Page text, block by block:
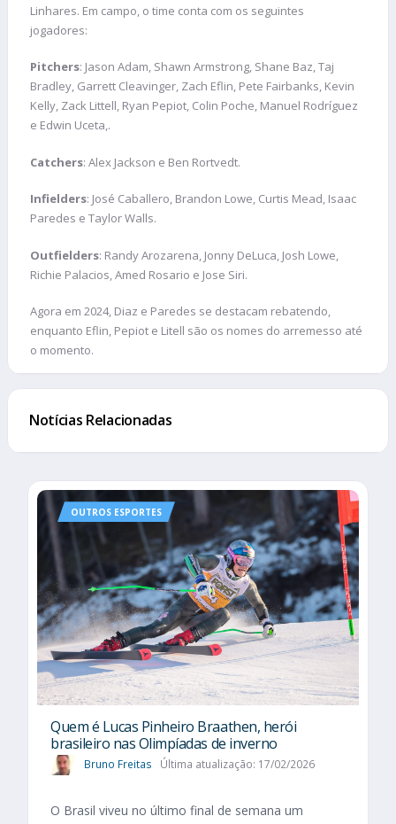
Linhares. Em campo, o time conta com os seguintes
jogadores:
Pitchers: Jason Adam, Shawn Armstrong, Shane Baz, Taj
Bradley, Garrett Cleavinger, Zach Eflin, Pete Fairbanks, Kevin
Kelly, Zack Littell, Ryan Pepiot, Colin Poche, Manuel Rodríguez
e Edwin Uceta,.
Catchers: Alex Jackson e Ben Rortvedt.
Infielders: José Caballero, Brandon Lowe, Curtis Mead, Isaac
Paredes e Taylor Walls.
Outfielders: Randy Arozarena, Jonny DeLuca, Josh Lowe,
Richie Palacios, Amed Rosario e Jose Siri.
Agora em 2024, Diaz e Paredes se destacam rebatendo,
enquanto Eflin, Pepiot e Litell são os nomes do arremesso até
o momento.
Notícias Relacionadas
OUTROS ESPORTES
Quem é Lucas Pinheiro Braathen, herói
brasileiro nas Olimpíadas de inverno
Bruno Freitas Última atualização: 17/02/2026
O Brasil viveu no último final de semana um